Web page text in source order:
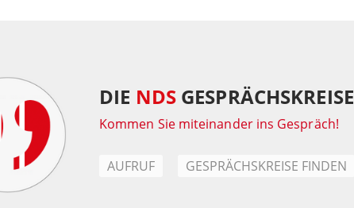
DIE NDSGESPRÄCHSKREISE
Kommen Sie miteinander ins Gespräch!
AUFRUF GESPRÄCHSKREISE FINDEN